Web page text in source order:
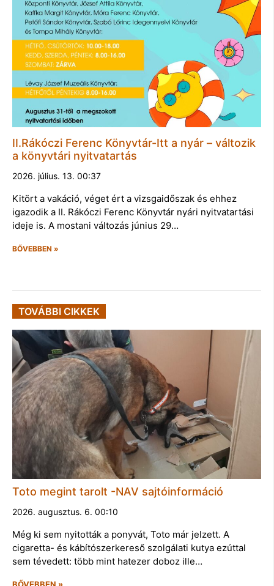
II.Rákóczi Ferenc Könyvtár-Itt a nyár – változik
a könyvtári nyitvatartás
2026. július. 13. 00:37
Kitört a vakáció, véget ért a vizsgaidőszak és ehhez
igazodik a II. Rákóczi Ferenc Könyvtár nyári nyitvatartási
ideje is. A mostani változás június 29…
BŐVEBBEN »
TOVÁBBI CIKKEK
Toto megint tarolt -NAV sajtóinformáció
2026. augusztus. 6. 00:10
Még ki sem nyitották a ponyvát, Toto már jelzett. A
cigaretta- és kábítószerkereső szolgálati kutya ezúttal
sem tévedett: több mint hatezer doboz ille…